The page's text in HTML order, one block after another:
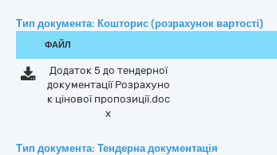
Тип документа: Кошторис (розрахунок вартості)
ФАЙЛ
Додаток 5 до тендерної
документації Розрахуно
к цінової пропозиції.doc
x
Тип документа: Тендерна документація